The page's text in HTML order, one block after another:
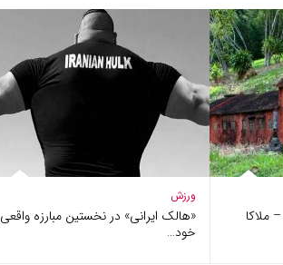
ورزش
«هالک ایرانی» در نخستین مبارزه واقعی
خود…